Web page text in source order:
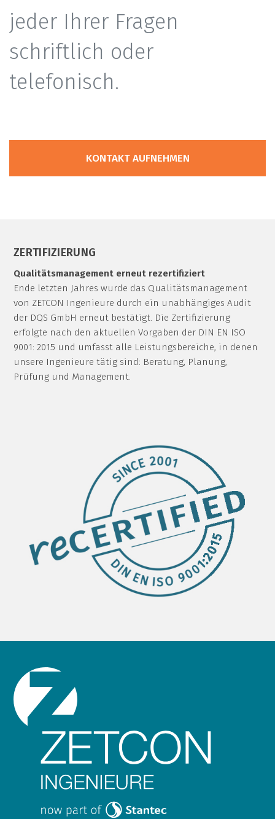
jeder Ihrer Fragen
schriftlich oder
telefonisch.
KONTAKT AUFNEHMEN
ZERTIFIZIERUNG
Qualitätsmanagement erneut rezertifiziert
Ende letzten Jahres wurde das Qualitätsmanagement
von ZETCON Ingenieure durch ein unabhängiges Audit
der DQS GmbH erneut bestätigt. Die Zertifizierung
erfolgte nach den aktuellen Vorgaben der DIN EN ISO
9001: 2015 und umfasst alle Leistungsbereiche, in denen
unsere Ingenieure tätig sind: Beratung, Planung,
Prüfung und Management.